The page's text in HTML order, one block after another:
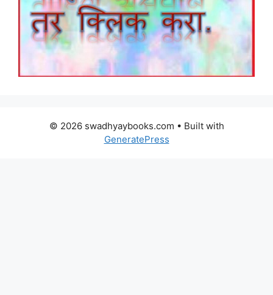
© 2026 swadhyaybooks.com • Built with
GeneratePress